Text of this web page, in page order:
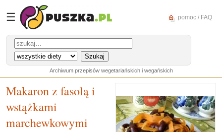
☰ pomoc / FAQ
Archiwum przepisów wegetariańskich i wegańskich
Makaron z fasolą i
wstążkami
marchewkowymi